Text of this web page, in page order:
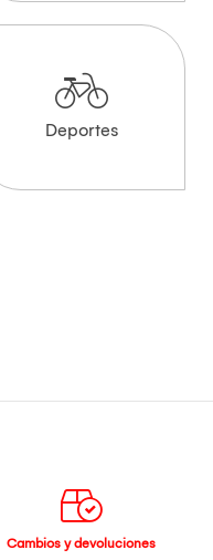
Deportes
Cambios y devoluciones